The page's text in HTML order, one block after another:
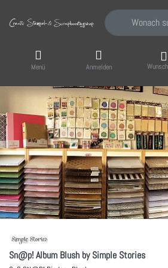
Geben Sie
Menü Anmelden
Sn@p! Album Blush by Simple Stories